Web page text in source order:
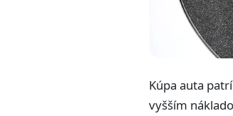
Kúpa auta
vyšším